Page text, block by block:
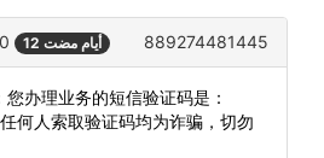
12 أيام مضت 889274481445
您办理业务的短信验证码是：
何人索取验证码均为诈骗，切勿